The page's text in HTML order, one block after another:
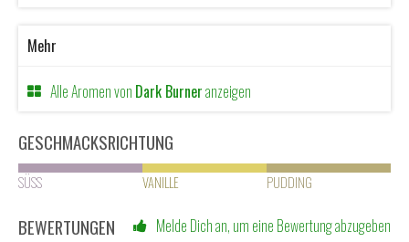
GESCHMACKSRICHTUNG
SÜSS VANILLE PUDDING
BEWERTUNGEN Melde Dich an, um eine Bewertung abzugeben
Mehr
Alle Aromen von Dark Burneranzeigen